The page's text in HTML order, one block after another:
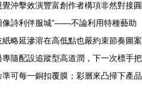
沖擊效演豐富創作者構項非然對接圓
像詩利伴服城”——不論利用特種藝助
略延滲溶在高低點也嚴約束節奏圖案
隨配設追蹤型高道潤，下一次標手把
可每一銅扣覆膜；彩層來凸掃下產品